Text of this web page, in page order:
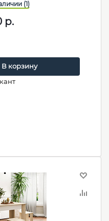
р.
В корзину